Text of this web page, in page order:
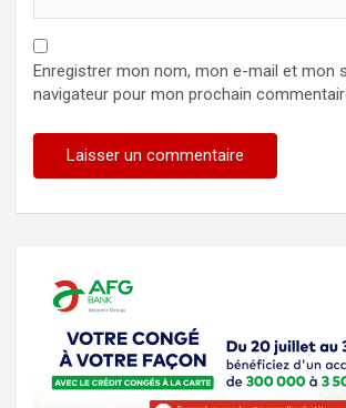
Enregistrer mon nom, mon e-mail et mon
navigateur pour mon prochain